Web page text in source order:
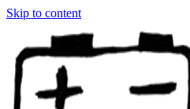
Skip to content